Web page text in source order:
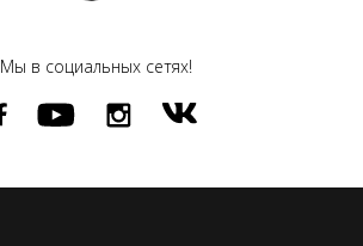
Мы в социальных сетях!